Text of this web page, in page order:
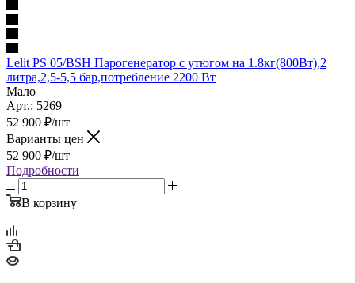
Lelit PS 05/ВSH Парогенератор с утюгом на 1.8кг(800Вт),2
литра,2,5-5,5 бар,потребление 2200 Вт
Мало
Арт.: 5269
52 900 ₽/шт
Варианты цен
52 900 ₽/шт
Подробности
В корзину